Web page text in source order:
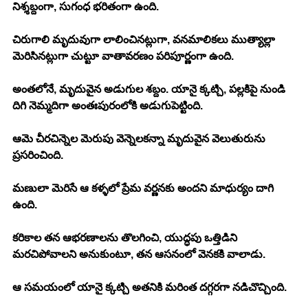
నిశ్శబ్దంగా, సుగంధ భరితంగా ఉంది.
చిరుగాలి మృదువుగా లాలించినట్లుగా, వనమాలికలు ముత్యాల్లా
మెరిసినట్లుగా చుట్టూ వాతావరణం పరిపూర్ణంగా ఉంది.
అంతలోనే, మృదువైన అడుగుల శబ్దం. యానై క్కట్చి, పల్లకిపై నుండి
దిగి నెమ్మదిగా అంతఃపురంలోకి అడుగుపెట్టింది.
ఆమె చీరచిన్నెల మెరుపు వెన్నెలకన్నా మృదువైన వెలుతురును
ప్రసరించింది.
మణులా మెరిసే ఆ కళ్ళలో ప్రేమ వర్ణనకు అందని మాధుర్యం దాగి
ఉంది.
కరికాల తన ఆభరణాలను తొలగించి, యుద్ధపు ఒత్తిడిని
మరచిపోవాలని అనుకుంటూ, తన ఆసనంలో వెనకకి వాలాడు.
ఆ సమయంలో యానై క్కట్చి అతనికి మరింత దగ్గరగా నడిచొచ్చింది.